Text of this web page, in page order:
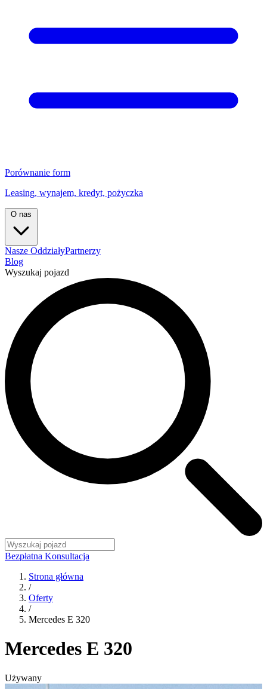
Porównanie form
Leasing, wynajem, kredyt, pożyczka
O nas
Nasze OddziałyPartnerzy
Blog
Wyszukaj pojazd
Bezpłatna Konsultacja
Strona główna
/
Oferty
/
Mercedes E 320
Mercedes E 320
Używany